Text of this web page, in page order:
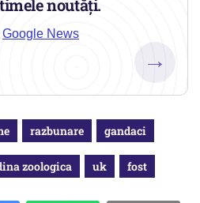
noutăți.
Google News
→
razbunare gandaci
zoologica uk fost